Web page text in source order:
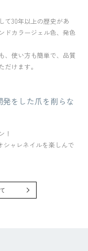
て30年以上の歴史があ
ドカラージェル色、発色
、使い方も簡単で、品質
けます。
をした爪を削らな
！
シャレネイルを楽しんで